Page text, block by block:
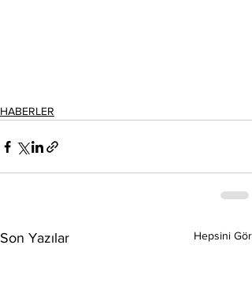
HABERLER
Son Yazılar Hepsini Gör